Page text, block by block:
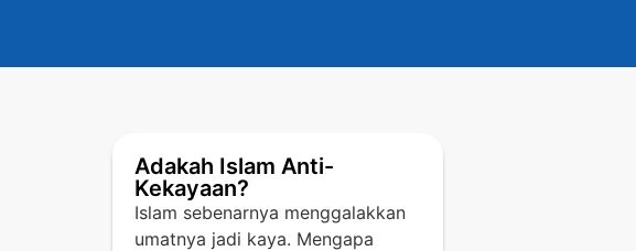
Adakah Islam Anti-
Kekayaan?
Islam sebenarnya menggalakkan
umatnya jadi kaya. Mengapa